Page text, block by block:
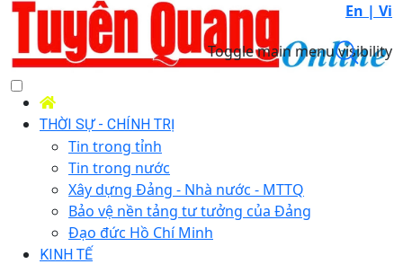
En | Vi
Toggle main menu visibility
THỜI SỰ - CHÍNH TRỊ
Tin trong tỉnh
Tin trong nước
Xây dựng Đảng - Nhà nước - MTTQ
Bảo vệ nền tảng tư tưởng của Đảng
Đạo đức Hồ Chí Minh
KINH TẾ